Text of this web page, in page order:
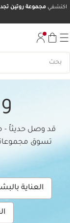
اكتشفيمجموعة روتين تجديد
قد وصل حديثاً -
تسوق
العناية